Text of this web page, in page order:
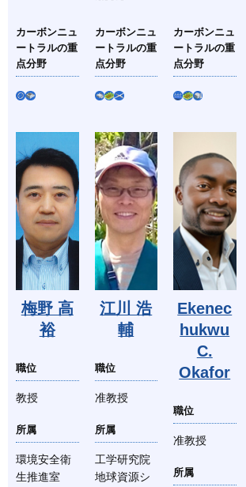
カーボンニュ
ートラルの重
点分野
カーボンニュ
ートラルの重
点分野
カーボンニュ
ートラルの重
点分野
梅野 高
裕
職位
教授
所属
環境安全衛
生推進室
江川 浩
輔
職位
准教授
所属
工学研究院
地球資源シ
Ekenec
hukwu
C.
Okafor
職位
准教授
所属